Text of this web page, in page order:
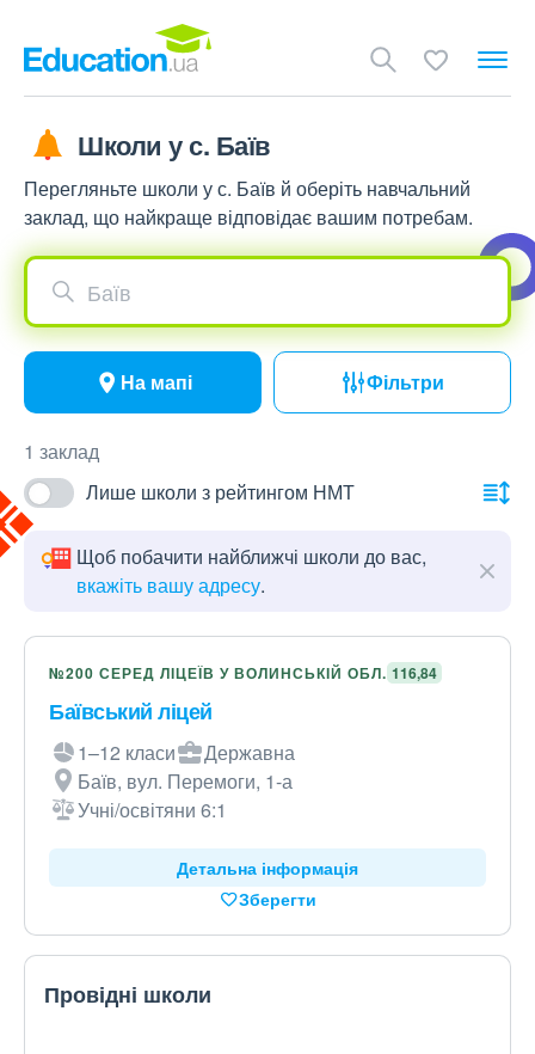
Школи у с. Баїв
Перегляньте школи у с. Баїв й оберіть навчальний
заклад, що найкраще відповідає вашим потребам.
Баїв
На мапі Фільтри
1 заклад
Лише школи з рейтингом НМТ
Щоб побачити найближчі школи до вас,
вкажіть вашу адресу.
№200 СЕРЕД ЛІЦЕЇВ У ВОЛИНСЬКІЙ ОБЛ. 116,84
Баївський ліцей
1–12 класи
Державна
Баїв, вул. Перемоги, 1-а
Учні/освітяни 6:1
Детальна інформація
Зберегти
Провідні школи